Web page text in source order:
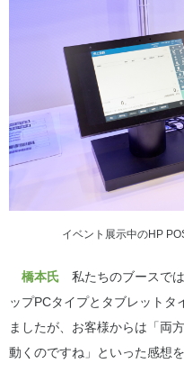
イベント展示中のHP
橋本氏 私たちのブースで
ップPCタイプとタブレットタ
ましたが、お客様からは「両
動くのですね」といった感想